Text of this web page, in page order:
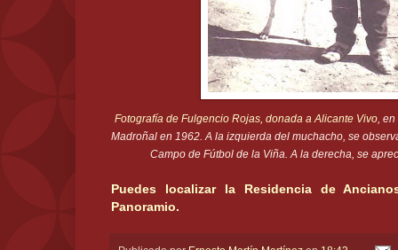
Fotografía de Fulgencio Rojas, donada a Alicante Vivo, en
Madroñal en 1962. A la izquierda del muchacho, se
Campo de Fútbol de la Viña. A la derecha, se
Puedes localizar la Residencia de
Panoramio.